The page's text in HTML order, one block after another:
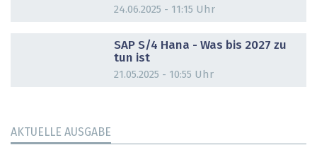
24.06.2025 - 11:15 Uhr
SAP S/4 Hana - Was bis 2027 zu
tun ist
21.05.2025 - 10:55 Uhr
AKTUELLE AUSGABE